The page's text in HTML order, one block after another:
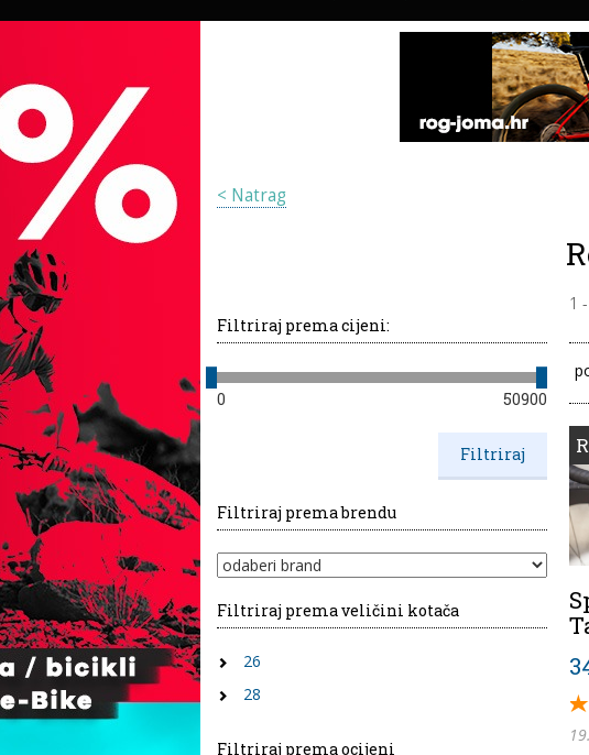
< Natrag
1 -
Filtriraj prema cijeni:
0 50900
Filtriraj prema brendu
Filtriraj prema veličini kotača
26
28
Filtriraj prema ocijeni